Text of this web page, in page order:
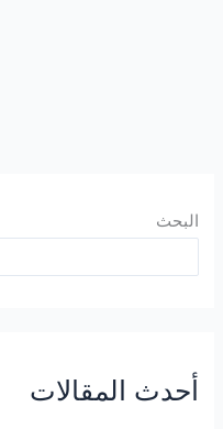
البحث
أحدث المقالات